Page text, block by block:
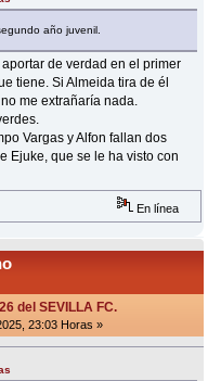
año juvenil.
de verdad en el primer
tiene. Si Almeida tira de él
me extrañaría nada.
Vargas y Alfon fallan dos
Ejuke, que se le ha visto con
En línea
del SEVILLA FC.
23:03 Horas »